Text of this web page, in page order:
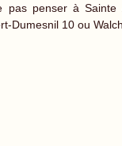
pas penser à
Dumesnil 10 ou